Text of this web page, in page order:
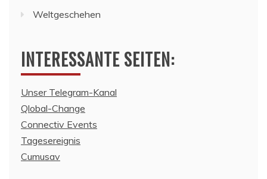
Weltgeschehen
INTERESSANTE SEITEN:
Unser Telegram-Kanal
Qlobal-Change
Connectiv Events
Tagesereignis
Cumusav